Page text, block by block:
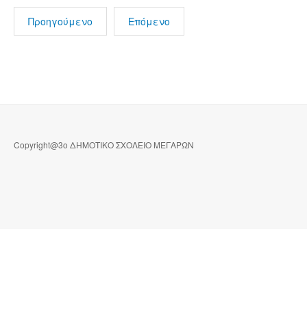
Προηγούμενο Επόμενο
Copyright@3ο ΔΗΜΟΤΙΚΟ ΣΧΟΛΕΙΟ ΜΕΓΑΡΩΝ